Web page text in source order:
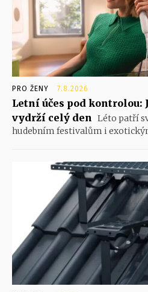
PRO ŽENY 7.8.2026
Letní účes pod kontrolou:
vydrží celý den
Léto patří
hudebním festivalům i